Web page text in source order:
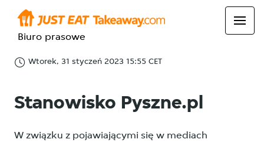
Biuro prasowe
Wtorek, 31 styczeń 2023 15:55 CET
Stanowisko Pyszne.pl
W związku z pojawiającymi się w mediach